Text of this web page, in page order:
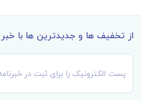
از تخفیف ها و جدیدترین ها با